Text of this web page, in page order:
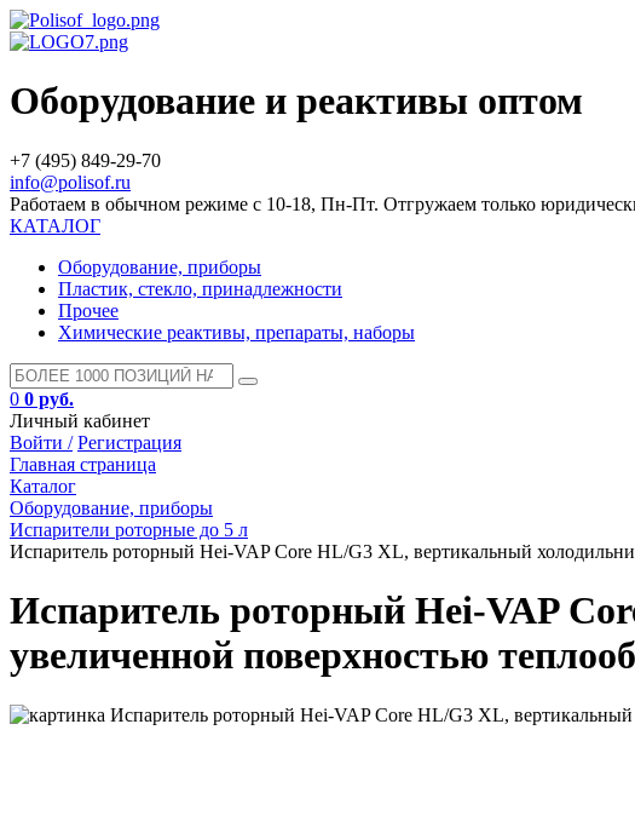
Оборудование и реактивы оптом
+7 (495) 849-29-70
info@polisof.ru
Работаем в обычном режиме с 10-18, Пн-Пт. Отгружаем только
КАТАЛОГ
Оборудование, приборы
Пластик, стекло, принадлежности
Прочее
Химические реактивы, препараты, наборы
0 0 руб.
Личный кабинет
Войти / Регистрация
Главная страница
Каталог
Оборудование, приборы
Испарители роторные до 5 л
Испаритель роторный Hei-VAP Core HL/G3 XL, вертикальный
Испаритель роторный Hei-VAP
увеличенной поверхностью